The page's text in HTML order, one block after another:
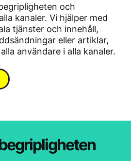
och
kanaler. Vi hjälper med
tjänster och innehåll,
eller artiklar,
användare i alla kanaler.